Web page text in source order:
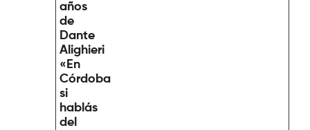
años
de
Dante
Alighieri
«En
Córdoba
si
hablás
del